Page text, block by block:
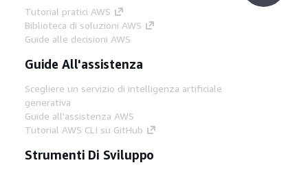
Tutorial pratici AWS
Biblioteca di soluzioni AWS
Guide alle decisioni AWS
Guide All'assistenza
Scegliere un servizio di intelligenza artificiale
generativa
Guide all'assistenza AWS
Tutorial AWS CLI su GitHub
Strumenti Di Sviluppo